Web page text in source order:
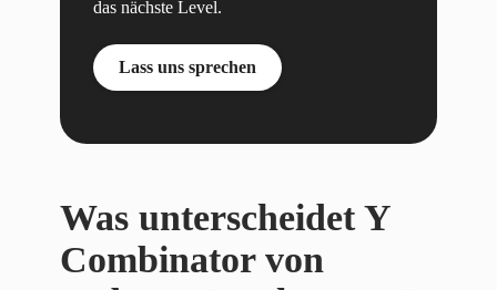
das nächste Level.
Lass uns sprechen
Was unterscheidet Y
Combinator von